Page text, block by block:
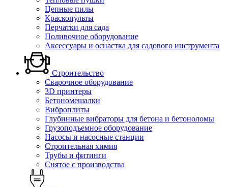
Цепные пилы
Краскопульты
Перчатки для сада
Поливочное оборудование
Аксессуары и оснастка для садового инструмента
Строительство
Сварочное оборудование
3D принтеры
Бетономешалки
Виброплиты
Глубинные вибраторы для бетона и бетоноломы
Грузоподъемное оборудование
Насосы и насосные станции
Строительная химия
Трубы и фитинги
Снятое с производства